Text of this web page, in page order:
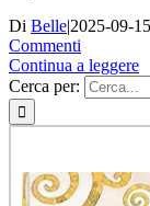
Di Belle|2025-09-
Commenti
Continua a leggere
Cerca per: